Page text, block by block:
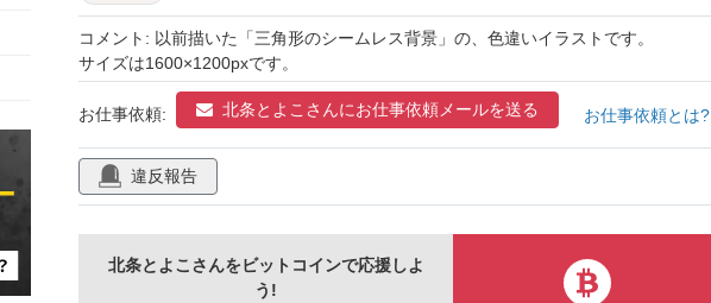
コメント: 以前描いた「三角形のシームレス背景」の、色違いイラストです。
サイズは1600×1200pxです。
お仕事依頼: 北条とよこさんにお仕事依頼メールを送る お仕事依頼とは
違反報告
北条とよこさんをビットコインで応援しよ
う!